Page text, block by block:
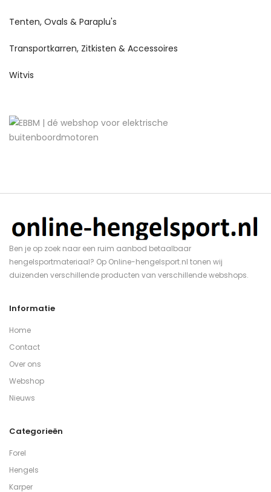
Tenten, Ovals & Paraplu's
Transportkarren, Zitkisten & Accessoires
Witvis
Ben je op zoek naar een ruim aanbod betaalbaar
hengelsportmateriaal? Op Online-hengelsport.nl tonen wij
duizenden verschillende producten van verschillende webshops.
Informatie
Home
Contact
Over ons
Webshop
Nieuws
Categorieën
Forel
Hengels
Karper